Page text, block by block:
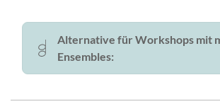
Alternative für Workshops mit
Ensembles: